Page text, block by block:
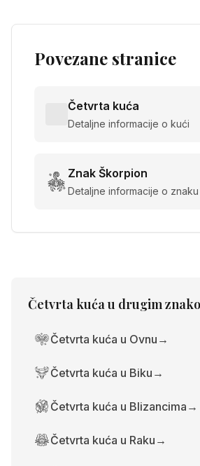
Povezane stranice
Četvrta kuća
Detaljne informacije o kući
Znak Škorpion
Detaljne informacije o znaku
Četvrta kućau drugim
Četvrta kuća u Ovnu →
Četvrta kuća u Biku →
Četvrta kuća u Blizancima →
Četvrta kuća u Raku →